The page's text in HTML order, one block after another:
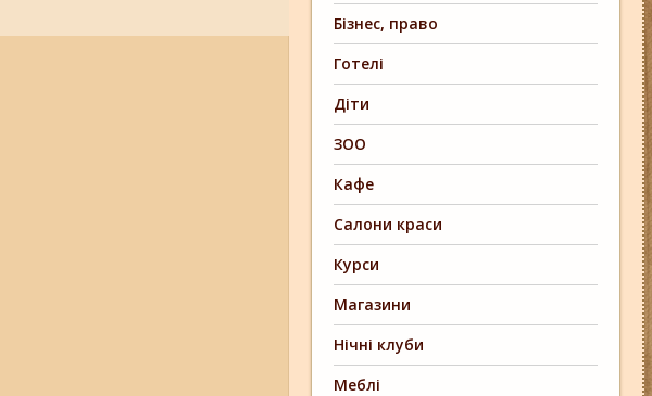
Бізнес, право
Готелі
Діти
ЗОО
Кафе
Салони краси
Курси
Магазини
Нічні клуби
Меблі